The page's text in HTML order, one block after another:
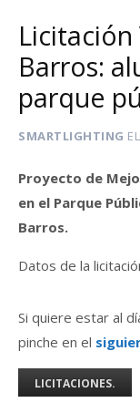
Barros:
parque
SMARTLIGHTING EL
Proyecto de
en el Parque
Barros.
Datos de la
Si quiere estar al
pinche en el
LICITACIONES.